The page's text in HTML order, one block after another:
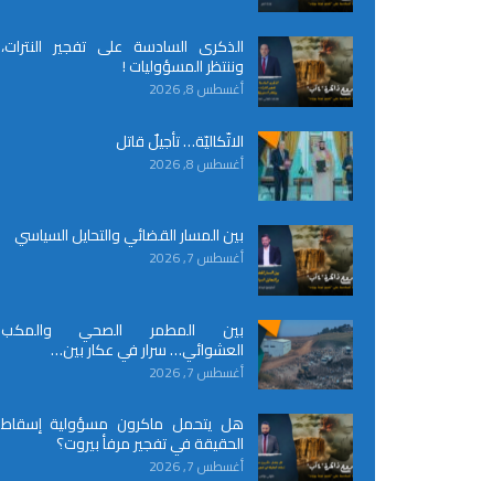
الذكرى السادسة على تفجير النترات،
وننتظر المسؤوليات !
أغسطس 8, 2026
الاتّكاليّة… تأجيلٌ قاتل
أغسطس 8, 2026
بين المسار القضائي والتحايل السياسي
أغسطس 7, 2026
بين المطمر الصحي والمكب
العشوائي… سرار في عكار بين…
أغسطس 7, 2026
هل يتحمل ماكرون مسؤولية إسقاط
الحقيقة في تفجير مرفأ بيروت؟
أغسطس 7, 2026